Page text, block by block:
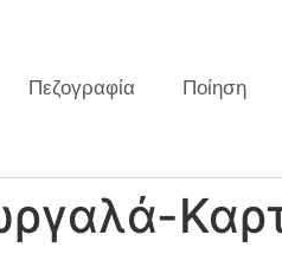
Πεζογραφία Ποίηση